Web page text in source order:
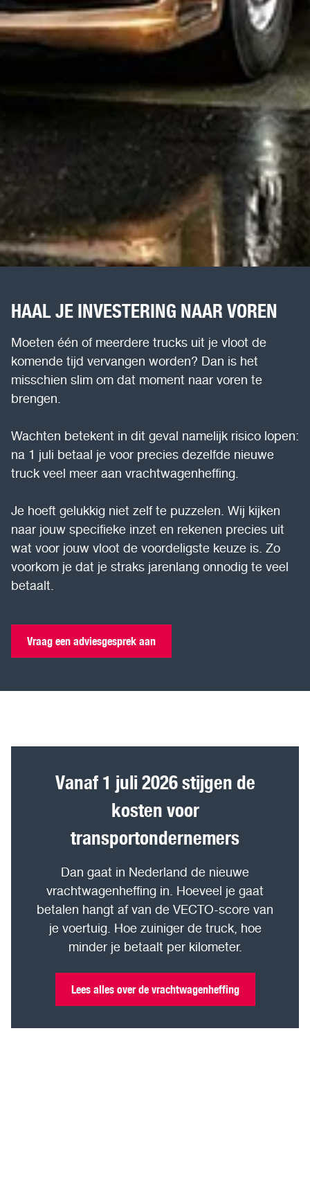
HAAL JE INVESTERING NAAR VOREN
Moeten één of meerdere trucks uit je vloot de
komende tijd vervangen worden? Dan is het
misschien slim om dat moment naar voren te
brengen.
Wachten betekent in dit geval namelijk risico lopen:
na 1 juli betaal je voor precies dezelfde nieuwe
truck veel meer aan vrachtwagenheffing.
Je hoeft gelukkig niet zelf te puzzelen. Wij kijken
naar jouw specifieke inzet en rekenen precies uit
wat voor jouw vloot de voordeligste keuze is. Zo
voorkom je dat je straks jarenlang onnodig te veel
betaalt.
Vraag een adviesgesprek aan
Vanaf 1 juli 2026 stijgen de
kosten voor
transportondernemers
Dan gaat in Nederland de nieuwe
vrachtwagenheffing in. Hoeveel je gaat
betalen hangt af van de VECTO-score van
je voertuig. Hoe zuiniger de truck, hoe
minder je betaalt per kilometer.
Lees alles over de vrachtwagenheffing